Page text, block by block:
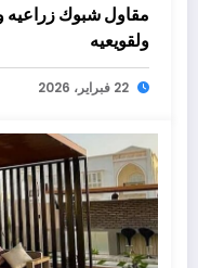
مقاول شبوك زراعيه
ولقويعيه
22 فبراير، 2026